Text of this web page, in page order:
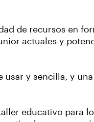
de recursos en
actuales y
usar y sencilla, y
educativo para